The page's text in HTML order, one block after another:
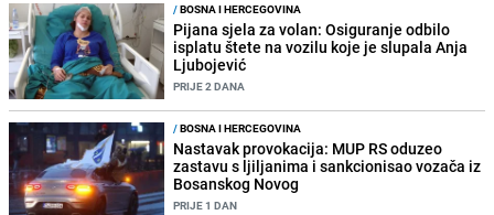
/BOSNA I HERCEGOVINA
Pijana sjela za volan: Osiguranje odbilo
isplatu štete na vozilu koje je slupala Anja
Ljubojević
PRIJE 2 DANA
/BOSNA I HERCEGOVINA
Nastavak provokacija: MUP RS oduzeo
zastavu s ljiljanima i sankcionisao vozača iz
Bosanskog Novog
PRIJE 1 DAN